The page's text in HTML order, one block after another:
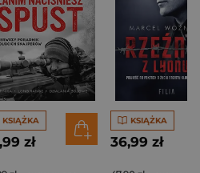
KSIĄŻKA
zł
KSIĄŻKA
36,99 zł